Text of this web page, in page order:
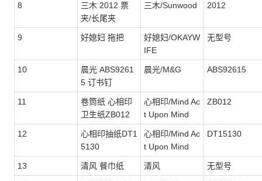
8
三木 2012 票
夹/长尾夹
三木/Sunwood 2012
9 好媳妇 拖把
好媳妇/OKAYW
IFE
无型号
10
晨光 ABS9261
5 订书钉
晨光/M&G ABS92615
11
卷筒纸 心相印
卫生纸ZB012
心相印/Mind Ac
t Upon Mind
ZB012
12
心相印抽纸DT1
5130
心相印/Mind Ac
t Upon Mind
DT15130
13 清风 餐巾纸 清风 无型号